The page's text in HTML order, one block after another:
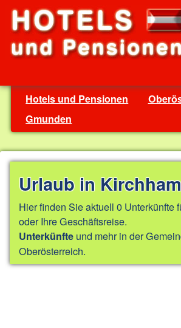
Hotels und Pensionen
Gmunden
Urlaub in Kirchham
Hier finden Sie aktuell 0 Unterkünfte
oder Ihre Geschäftsreise.
Unterkünfte und mehr in der
Oberösterreich.